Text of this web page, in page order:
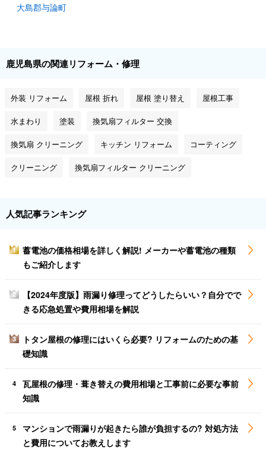
大島郡与論町
鹿児島県の関連リフォーム・修理
外装 リフォーム 屋根 折れ 屋根 塗り替え 屋根工事
水まわり 塗装 換気扇フィルター 交換
換気扇 クリーニング キッチン リフォーム コーティング
クリーニング 換気扇フィルター クリーニング
人気記事ランキング
1
蓄電池の価格相場を詳しく解説! メーカーや蓄電池の種類
もご紹介します
2
【2024年度版】雨漏り修理ってどうしたらいい？自分でで
きる応急処置や費用相場を解説
3
トタン屋根の修理にはいくら必要? リフォームのための基
礎知識
4
瓦屋根の修理・葺き替えの費用相場と工事前に必要な事前
知識
5
マンションで雨漏りが起きたら誰が負担するの? 対処方法
と費用についてお教えします